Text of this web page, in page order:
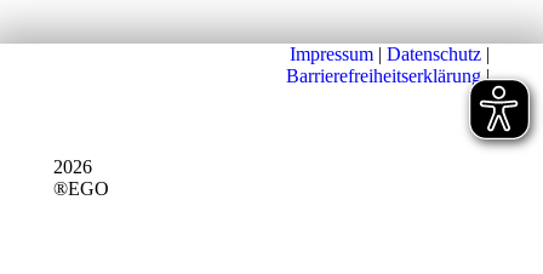
2026
®EGO
Impressum | Datenschutz |
Barrierefreiheitserklärung|